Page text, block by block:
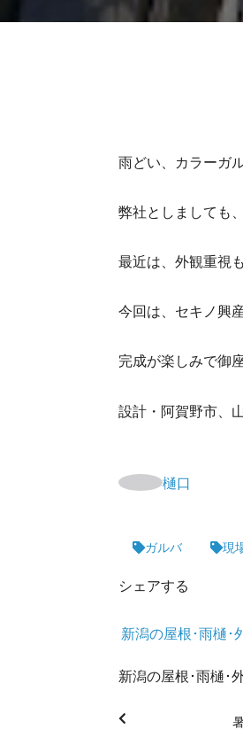
雨どい、カラーガ
弊社としましても
最近は、外観重視
今回は、セキノ興
完成が楽しみで御
設計・阿賀野市、
樋口
ガルバ 現
シェアする
新潟の屋根･雨樋･
新潟の屋根･雨樋･